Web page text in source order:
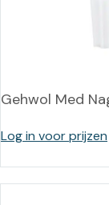
Gehwol Med
Log in voor prijzen